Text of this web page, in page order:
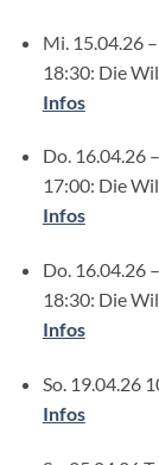
Mi. 15.04.26
18:30: Die
Infos
Do. 16.04.26
17:00: Die
Infos
Do. 16.04.26
18:30: Die
Infos
So. 19.04.26
Infos